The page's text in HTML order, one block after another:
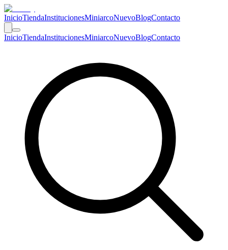
InicioTiendaInstitucionesMiniarcoNuevoBlogContacto
InicioTiendaInstitucionesMiniarcoNuevoBlogContacto